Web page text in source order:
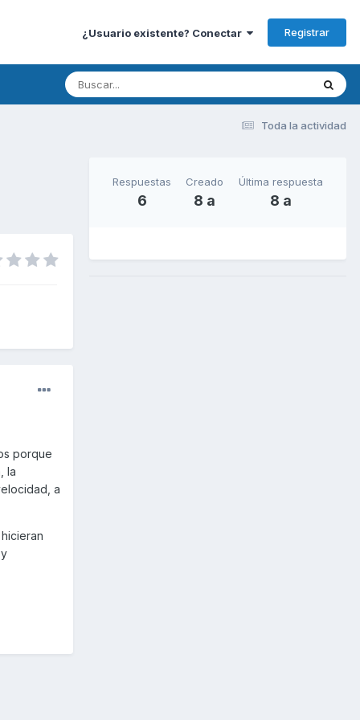
¿Usuario existente? Conectar Registrar
Toda la actividad
porque
la
a
Respuestas
6
Creado
8 a
Última respuesta
8 a